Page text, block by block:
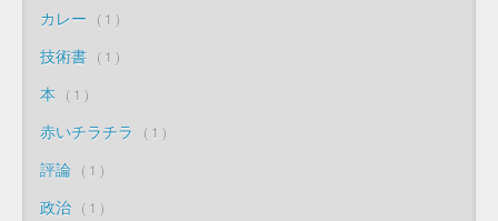
カレー 1
技術書 1
本 1
赤いチラチラ 1
評論 1
政治 1